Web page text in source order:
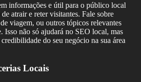
informações e útil para o público local
atrair e reter visitantes. Fale sobre
viagem, ou outros tópicos relevantes
Isso não só ajudará no SEO local, mas
do seu negócio na sua área
Locais